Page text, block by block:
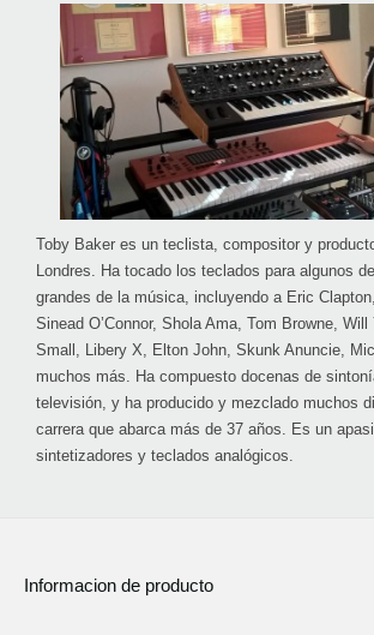
Toby Baker es un teclista, compositor y
Londres. Ha tocado los teclados para algunos
grandes de la música, incluyendo a Eric
Sinead O’Connor, Shola Ama, Tom Browne, Will
Small, Libery X, Elton John, Skunk Anuncie,
muchos más. Ha compuesto docenas de
televisión, y ha producido y mezclado muchos
carrera que abarca más de 37 años. Es un
sintetizadores y teclados analógicos.
Informacion de producto